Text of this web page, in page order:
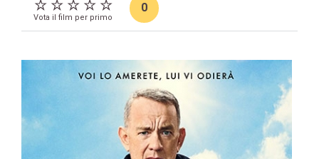
Vota il film per primo
0